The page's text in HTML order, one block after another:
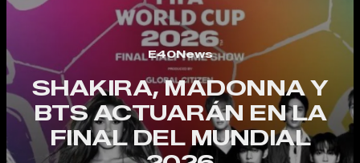
E40News
SHAKIRA, MADONNA Y
BTS ACTUARÁN EN LA
FINAL DEL MUNDIAL